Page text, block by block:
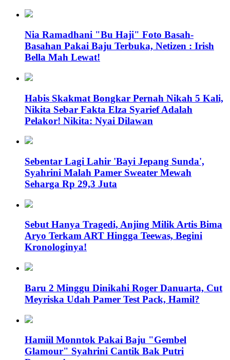
Nia Ramadhani "Bu Haji" Foto Basah-
Basahan Pakai Baju Terbuka, Netizen : Irish
Bella Mah Lewat!
Habis Skakmat Bongkar Pernah Nikah 5 Kali,
Nikita Sebar Fakta Elza Syarief Adalah
Pelakor! Nikita: Nyai Dilawan
Sebentar Lagi Lahir 'Bayi Jepang Sunda',
Syahrini Malah Pamer Sweater Mewah
Seharga Rp 29,3 Juta
Sebut Hanya Tragedi, Anjing Milik Artis Bima
Aryo Terkam ART Hingga Teewas, Begini
Kronologinya!
Baru 2 Minggu Dinikahi Roger Danuarta, Cut
Meyriska Udah Pamer Test Pack, Hamil?
Hamiil Monntok Pakai Baju "Gembel
Glamour" Syahrini Cantik Bak Putri